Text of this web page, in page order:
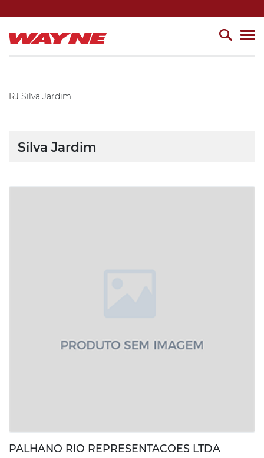
RJ Silva Jardim
Silva Jardim
PALHANO RIO REPRESENTACOES LTDA